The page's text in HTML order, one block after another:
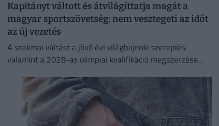
Kapitányt váltott és átvilágíttatja magát a
magyar sportszövetség: nem vesztegeti az időt
az új vezetés
A szakmai váltást a jövő évi világbajnoki szereplés,
valamint a 2028-as olimpiai kvalifikáció megszerzése
posztjáról távozott.